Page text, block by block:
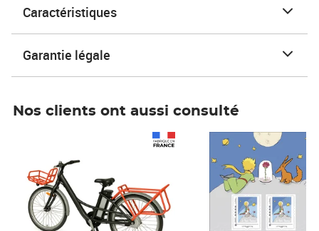
Caractéristiques
Garantie légale
Nos clients ont aussi consulté
Prix 7,50€